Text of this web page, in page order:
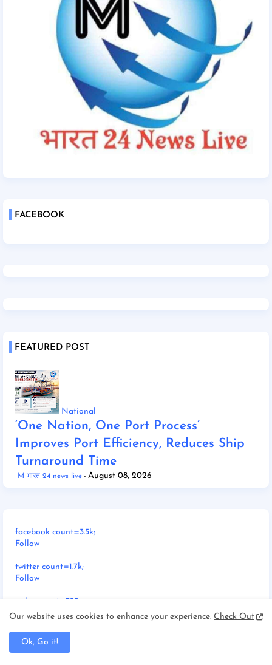
FACEBOOK
FEATURED POST
National
‘One Nation, One Port Process’
Improves Port Efficiency, Reduces Ship
Turnaround Time
M भारत 24 news live August 08, 2026
facebook count=3.5k;
Follow
twitter count=1.7k;
Follow
gplus count=735;
Follow
youtube count=2.8k;
Follow
Our website uses cookies to enhance your experience. Check Out
Ok, Go it!